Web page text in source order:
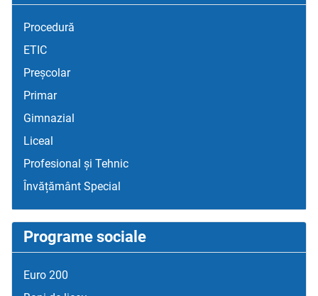
Procedură
ETIC
Preșcolar
Primar
Gimnazial
Liceal
Profesional și Tehnic
Învățământ Special
Programe sociale
Euro 200